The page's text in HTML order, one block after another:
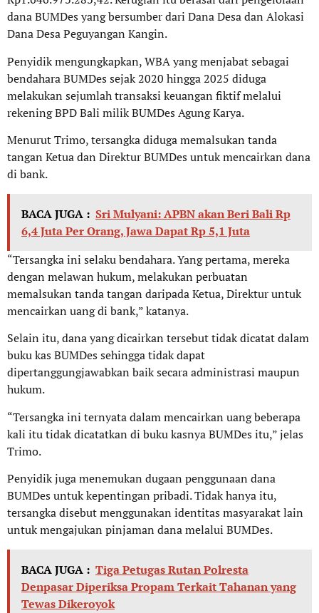
dana BUMDes yang bersumber dari Dana Desa dan Alokasi
Dana Desa Peguyangan Kangin.
Penyidik mengungkapkan, WBA yang menjabat sebagai
bendahara BUMDes sejak 2020 hingga 2025 diduga
melakukan sejumlah transaksi keuangan fiktif melalui
rekening BPD Bali milik BUMDes Agung Karya.
Menurut Trimo, tersangka diduga memalsukan tanda
tangan Ketua dan Direktur BUMDes untuk mencairkan dana
di bank.
BACA JUGA : Sri Mulyani: APBN akan Beri Bali Rp
6,4 Juta Per Orang, Jawa Dapat Rp 5,1 Juta
“Tersangka ini selaku bendahara. Yang pertama, mereka
dengan melawan hukum, melakukan perbuatan
memalsukan tanda tangan daripada Ketua, Direktur untuk
mencairkan uang di bank,” katanya.
Selain itu, dana yang dicairkan tersebut tidak dicatat dalam
buku kas BUMDes sehingga tidak dapat
dipertanggungjawabkan baik secara administrasi maupun
hukum.
“Tersangka ini ternyata dalam mencairkan uang beberapa
kali itu tidak dicatatkan di buku kasnya BUMDes itu,” jelas
Trimo.
Penyidik juga menemukan dugaan penggunaan dana
BUMDes untuk kepentingan pribadi. Tidak hanya itu,
tersangka disebut menggunakan identitas masyarakat lain
untuk mengajukan pinjaman dana melalui BUMDes.
BACA JUGA : Tiga Petugas Rutan Polresta
Denpasar Diperiksa Propam Terkait Tahanan yang
Tewas Dikeroyok